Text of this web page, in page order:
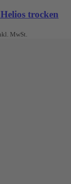
trocken
MwSt.